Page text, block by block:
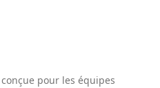
pour les équipes